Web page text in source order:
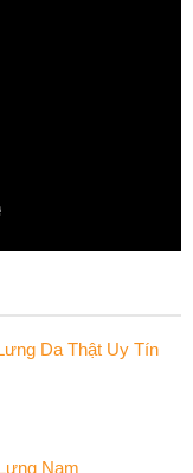
Da Thật Uy Tín
Nam